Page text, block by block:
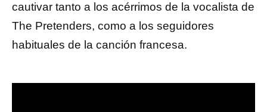
cautivar tanto a los acérrimos de la vocalista de
The Pretenders, como a los seguidores
habituales de la canción francesa.